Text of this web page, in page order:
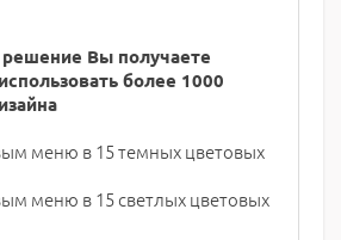
Вы получаете
более 1000
меню в 15 темных цветовых
меню в 15 светлых цветовых